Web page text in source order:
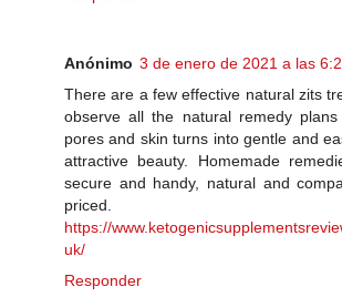
Anónimo 3 de enero de 2021 a las
There are a few effective natural zits
observe all the natural remedy
pores and skin turns into gentle and
attractive beauty. Homemade
secure and handy, natural and
priced.
https://
uk/
Responder